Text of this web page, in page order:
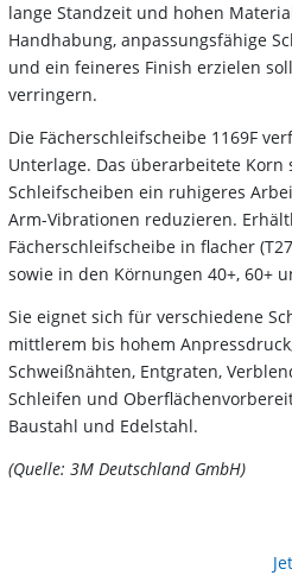
lange Standzeit und hohen
Handhabung, anpassungsfähige
und ein feineres Finish erzielen
verringern.
Die Fächerschleifscheibe 1169F
Unterlage. Das überarbeitete
Schleifscheiben ein ruhigeres
Arm-Vibrationen reduzieren.
Fächerschleifscheibe in flacher
sowie in den Körnungen 40+, 60+
Sie eignet sich für verschiedene
mittlerem bis hohem
Schweißnähten, Entgraten,
Schleifen und
Baustahl und Edelstahl.
(Quelle: 3M Deutschland GmbH)